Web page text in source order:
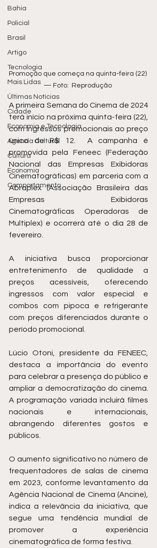
Bahia
Policial
Brasil
Artigo
Tecnologia
Mais Lidas
Últimas Notícias
Cidade
Economia e Tecnologia
Agenda Cultural
Cultura
Economia
Comportamento
Promoção que começa na quinta-feira (22)
— Foto:  Reprodução
A primeira Semana do Cinema de 2024
terá início na próxima quinta-feira (22),
com ingressos promocionais ao preço
único de R$ 12.  A campanha é
promovida pela Feneec (Federação
Nacional das Empresas Exibidoras
Cinematográficas) em parceria com a
Abraplex (Associação Brasileira das
Empresas Exibidoras
Cinematográficas Operadoras de
Multiplex) e ocorrerá até o dia 28 de
fevereiro.
A iniciativa busca proporcionar
entretenimento de qualidade a
preços acessíveis, oferecendo
ingressos com valor especial e
combos com pipoca e refrigerante
com preços diferenciados durante o
período promocional.
Lúcio Otoni, presidente da FENEEC,
destaca a importância do evento
para celebrar a presença do público e
ampliar a democratização do cinema.
A programação variada incluirá filmes
nacionais e internacionais,
abrangendo diferentes gostos e
públicos.
O aumento significativo no número de
frequentadores de salas de cinema
em 2023, conforme levantamento da
Agência Nacional de Cinema (Ancine),
indica a relevância da iniciativa, que
segue uma tendência mundial de
promover a experiência
cinematográfica de forma festiva.